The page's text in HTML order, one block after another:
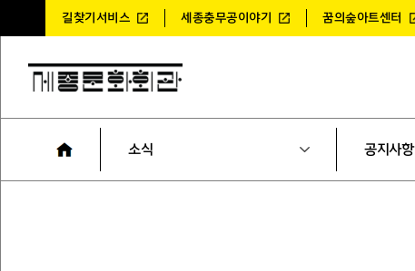
길찾기서비스 세종충무공이야기 꿈의숲아트센터
소식 공지사항